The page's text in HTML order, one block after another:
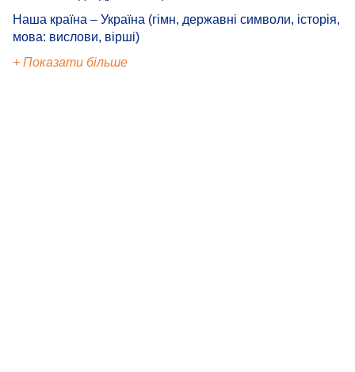
Наша країна – Україна (гімн, державні символи, історія,
мова: вислови, вірші)
+ Показати більше